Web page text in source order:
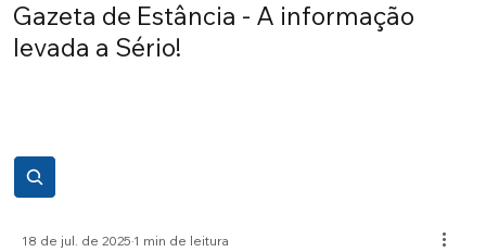
Gazeta de Estância - A informação
levada a Sério!
18 de jul. de 2025 1 min de leitura